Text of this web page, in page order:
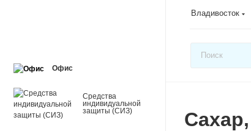
Владивосток
Офис
Средства
индивидуальной
защиты (СИЗ)